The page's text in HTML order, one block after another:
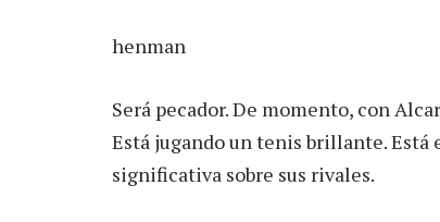
henman
Será pecador. De momento, con
Está jugando un tenis brillante.
significativa sobre sus rivales.